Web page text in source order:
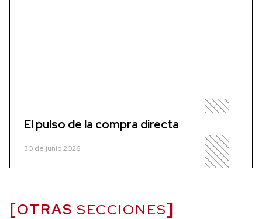
El pulso de la compra directa
30 de junio 2026
OTRAS SECCIONES